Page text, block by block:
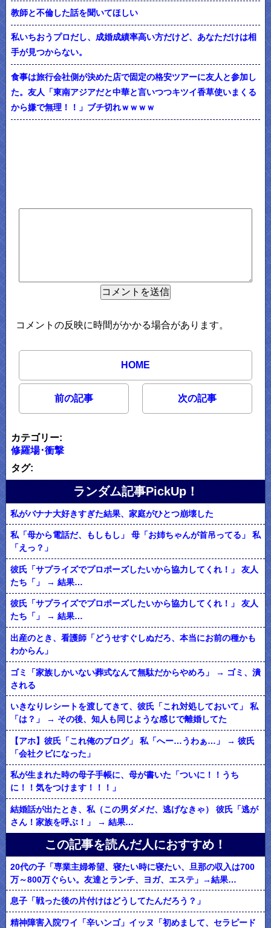
教師と不倫した話を聞いてほしい
私いちおうプロだし、成婚成績率高い方だけど、あなただけは相
手が見つからない。
食事は旅行会社側が決めた店で固定の格安ツアーに友人と参加し
た。友人「東南アジアだと中華と言いつつキツイ香草使いまくる
から嫌で無理！！」ブチ切れｗｗｗｗ
コメントの反映に時間がかかる場合があります。
HOME
前の記事 次の記事
カテゴリー:
修羅場･衝撃
タグ:
ランダム記事PickUp！
私がバナナ大好きすぎた結果、家庭がひとつ崩壊した
私「母から電話だ、もしもし」 母「お姉ちゃんが首吊ってる」 私
「えっ？」
彼氏「サプライズでプロポーズしたいから協力してくれ！」 友人
たち「」 → 結果…
彼氏「サプライズでプロポーズしたいから協力してくれ！」 友人
たち「」 → 結果…
出産のとき、看護師「どうせすぐしぬだろ、本当にお前の種かも
わからん」
ゴミ「家族しかいない葬式なんて無駄だからやめろ」 → ゴミ、潰
される
いきなりレシートを渡してきて、彼氏「これ対処しておいて」 私
「は？」 → その後、知人も同じような感じで離婚してた
【アホ】彼氏「これ俺のブログ」 私「へー…うわぁ…」 → 彼氏
「会社クビになった」
私が生まれた時の母子手帳に、母が書いた「ついに！！うち
に！！気をつけます！！！」
結婚話が出たとき、私（この男ダメだ、逃げなきゃ） 彼氏「逃が
さん！家族を呼ぶ！」 → 結果…
この記事を読んだ人におすすめ！
20代の子「専業主婦希望、寝たい時に寝たい、旦那の収入は700
万～800万ぐらい。友達とランチ、ヨガ、エステ」→結果…
息子「戦った後の片付けはどうしてたんだろう？」
精神障害入院ワイ「辛いンゴ」イッヌ「初めまして、セラピード